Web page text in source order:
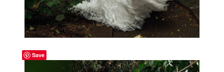
Save